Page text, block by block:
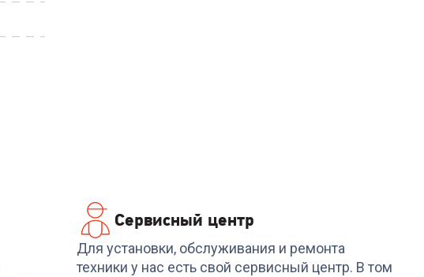
Сервисный центр
Для установки, обслуживания и ремонта
техники у нас есть свой сервисный центр. В том